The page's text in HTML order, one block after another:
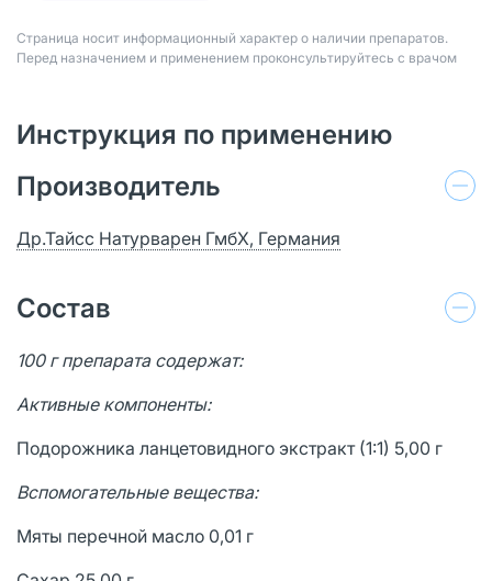
Страница носит информационный характер о наличии препаратов.
Перед назначением и применением проконсультируйтесь с врачом
Инструкция по применению
Производитель
Др.Тайсс Натурварен ГмбХ, Германия
Состав
100 г препарата содержат:
Активные компоненты:
Подорожника ланцетовидного экстракт (1:1) 5,00 г
Вспомогательные вещества:
Мяты перечной масло 0,01 г